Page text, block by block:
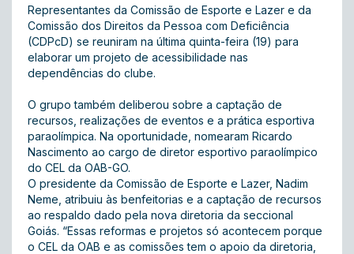
Representantes da Comissão de Esporte e Lazer e da
Comissão dos Direitos da Pessoa com Deficiência
(CDPcD) se reuniram na última quinta-feira (19) para
elaborar um projeto de acessibilidade nas
dependências do clube.
O grupo também deliberou sobre a captação de
recursos, realizações de eventos e a prática esportiva
paraolímpica. Na oportunidade, nomearam Ricardo
Nascimento ao cargo de diretor esportivo paraolímpico
do CEL da OAB-GO.
O presidente da Comissão de Esporte e Lazer, Nadim
Neme, atribuiu às benfeitorias e a captação de recursos
ao respaldo dado pela nova diretoria da seccional
Goiás. “Essas reformas e projetos só acontecem porque
o CEL da OAB e as comissões tem o apoio da diretoria,